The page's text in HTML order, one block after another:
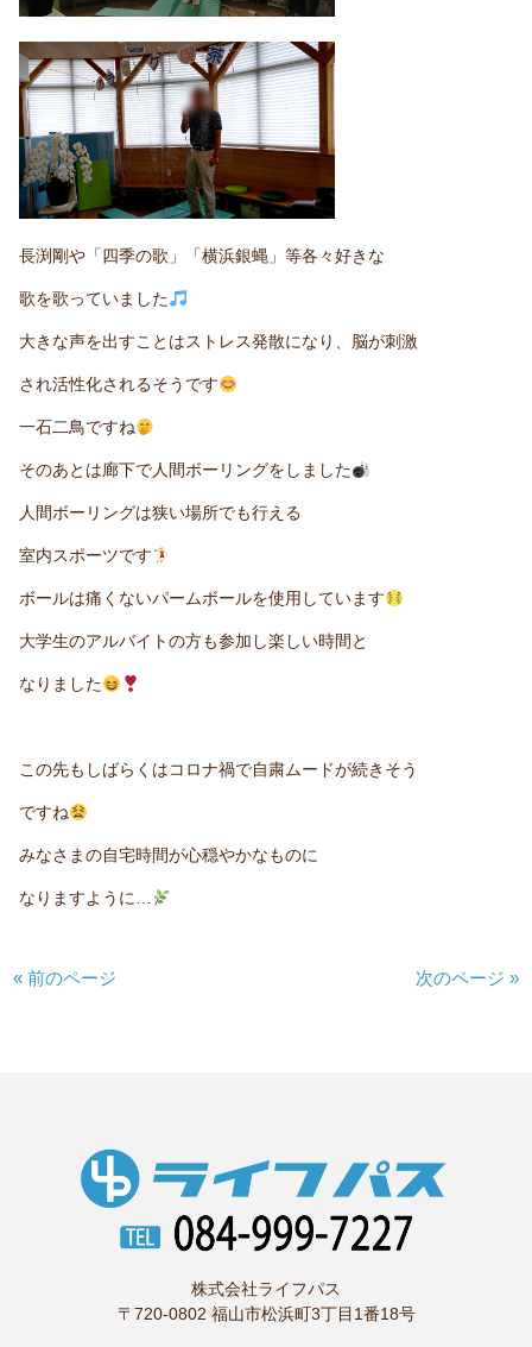
長渕剛や「四季の歌」「横浜銀蝿」等各々好きな
歌を歌っていました
大きな声を出すことはストレス発散になり、脳が刺激
され活性化されるそうです
一石二鳥ですね
そのあとは廊下で人間ボーリングをしました
人間ボーリングは狭い場所でも行える
室内スポーツです
ボールは痛くないパームボールを使用しています
大学生のアルバイトの方も参加し楽しい時間と
なりました
この先もしばらくはコロナ禍で自粛ムードが続きそう
ですね
みなさまの自宅時間が心穏やかなものに
なりますように…
« 前のページ 次のページ »
株式会社ライフパス
〒720-0802 福山市松浜町3丁目1番18号